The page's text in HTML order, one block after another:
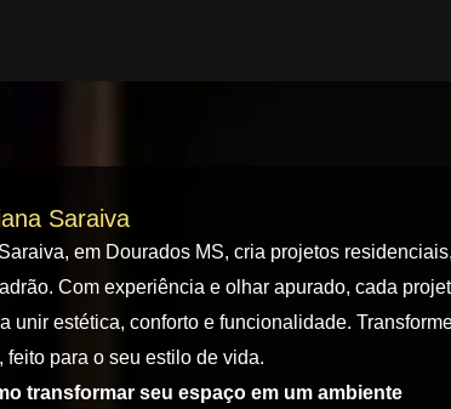
Saraiva
em Dourados MS, cria projetos residenciais,
Com experiência e olhar apurado, cada
unir estética, conforto e funcionalidade.
para o seu estilo de vida.
transformar seu espaço em um ambiente